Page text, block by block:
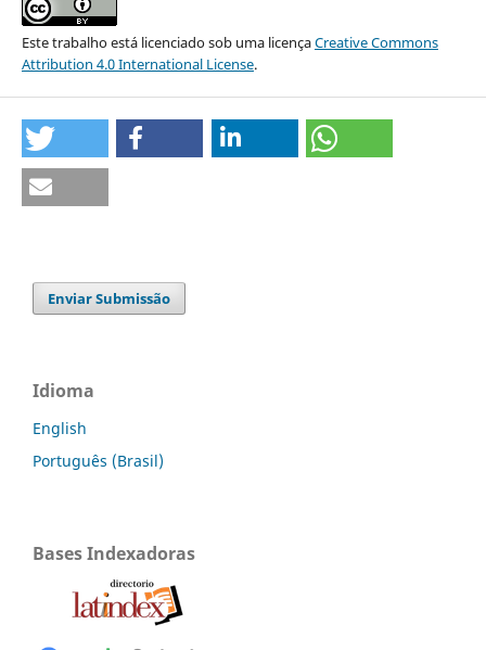
Este trabalho está licenciado sob uma licençaCreative Commons
Attribution 4.0 International License.
Enviar Submissão
Idioma
English
Português (Brasil)
Bases Indexadoras